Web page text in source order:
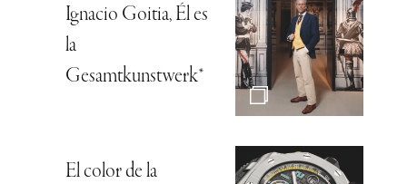
Ignacio Goitia, Él es
la
Gesamtkunstwerk*
El color de la